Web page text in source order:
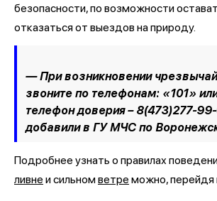
безопасности, по возможности
отказаться от выездов на природу.
— При возникновении
звоните по телефонам: «101»
телефон доверия – 8(473)277-
добавили в ГУ МЧС по
Подробнее узнать о правилах
ливне и сильномветре можно, перейдя